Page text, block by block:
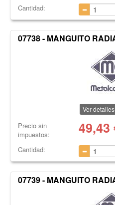
Cantidad:
07738 - MANGUITO
Ver
Precio sin
impuestos:
49,43
Cantidad:
07739 - MANGUITO